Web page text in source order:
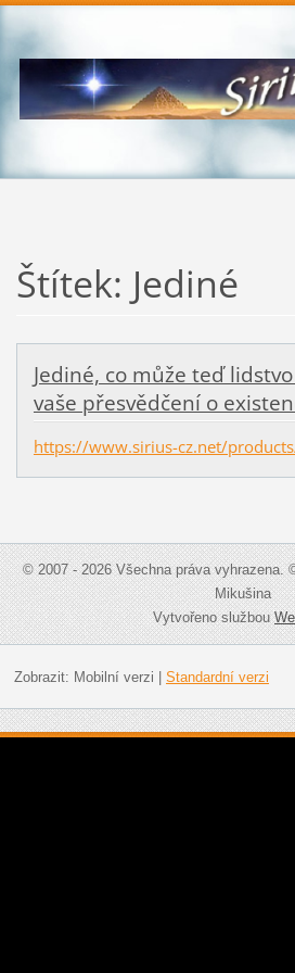
Štítek: Jediné
Jediné, co může teď
vaše přesvědčení o
https://www.sirius-cz.net/
© 2007 - 2026 Všechna práva vyhrazena.
Mikušina
Vytvořeno službou
Zobrazit: Mobilní verzi Standardní verzi